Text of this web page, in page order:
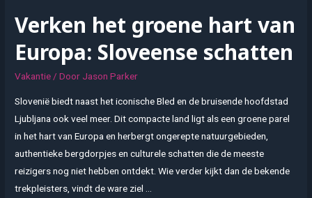
een
halterstang
en
Verken het groene hart van
Europa: Sloveense schatten
Vakantie/ Door Jason Parker
Slovenië biedt naast het iconische Bled en de bruisende hoofdstad
Ljubljana ook veel meer. Dit compacte land ligt als een groene parel
in het hart van Europa en herbergt ongerepte natuurgebieden,
authentieke bergdorpjes en culturele schatten die de meeste
reizigers nog niet hebben ontdekt. Wie verder kijkt dan de bekende
trekpleisters, vindt de ware ziel …